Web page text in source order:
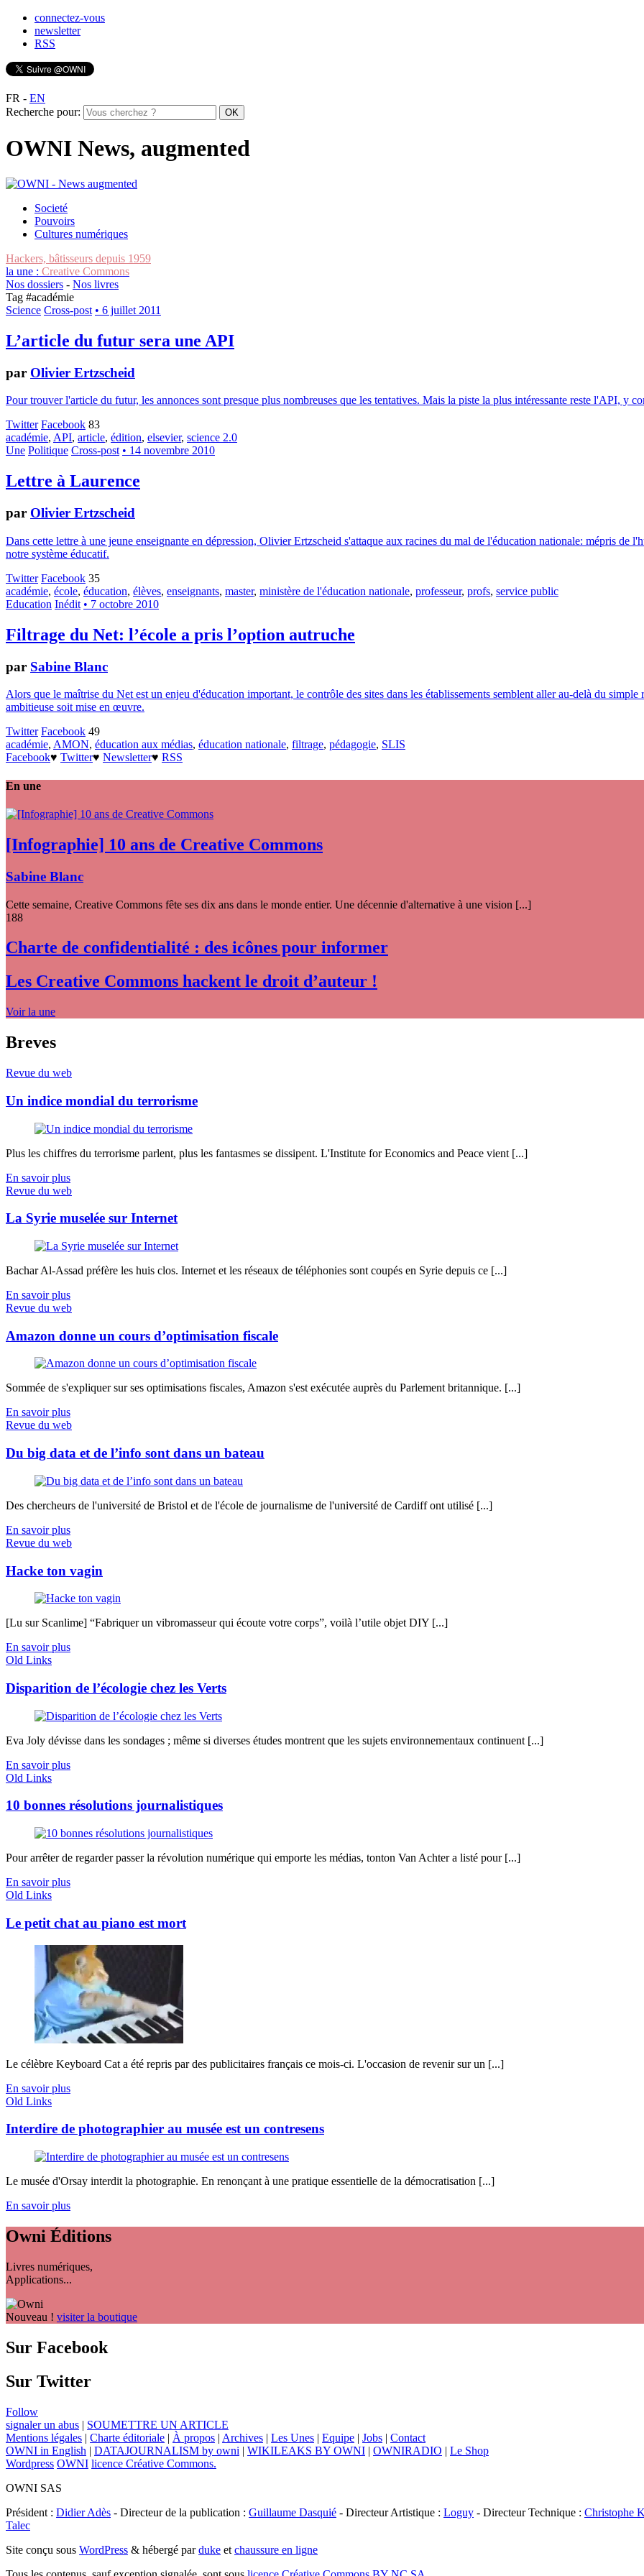
connectez-vous
newsletter
RSS
FR - EN
Recherche pour:
OWNI News, augmented
Societé
Pouvoirs
Cultures numériques
Hackers, bâtisseurs depuis 1959
la une : Creative Commons
Nos dossiers - Nos livres
Tag #académie
Science Cross-post • 6 juillet 2011
L’article du futur sera une API
par Olivier Ertzscheid
Pour trouver l'article du futur, les annonces sont presque plus nombreuses que les tentatives. Mais la piste la plus intéressante reste l'API, y
Twitter Facebook 83
académie, API, article, édition, elsevier, science 2.0
Une Politique Cross-post • 14 novembre 2010
Lettre à Laurence
par Olivier Ertzscheid
Dans cette lettre à une jeune enseignante en dépression, Olivier Ertzscheid s'attaque aux racines du mal de l'éducation nationale: mépris de
notre système éducatif.
Twitter Facebook 35
académie, école, éducation, élèves, enseignants, master, ministère de l'éducation nationale, professeur, profs, service public
Education Inédit • 7 octobre 2010
Filtrage du Net: l’école a pris l’option autruche
par Sabine Blanc
Alors que le maîtrise du Net est un enjeu d'éducation important, le contrôle des sites dans les établissements semblent aller au-delà du
ambitieuse soit mise en œuvre.
Twitter Facebook 49
académie, AMON, éducation aux médias, éducation nationale, filtrage, pédagogie, SLIS
Facebook♥ Twitter♥ Newsletter♥ RSS
En une
[Infographie] 10 ans de Creative Commons
Sabine Blanc
Cette semaine, Creative Commons fête ses dix ans dans le monde entier. Une décennie d'alternative à une vision [...]
188
Charte de confidentialité : des icônes pour informer
Les Creative Commons hackent le droit d’auteur !
Voir la une
Breves
Revue du web
Un indice mondial du terrorisme
Plus les chiffres du terrorisme parlent, plus les fantasmes se dissipent. L'Institute for Economics and Peace vient [...]
En savoir plus
Revue du web
La Syrie muselée sur Internet
Bachar Al-Assad préfère les huis clos. Internet et les réseaux de téléphonies sont coupés en Syrie depuis ce [...]
En savoir plus
Revue du web
Amazon donne un cours d’optimisation fiscale
Sommée de s'expliquer sur ses optimisations fiscales, Amazon s'est exécutée auprès du Parlement britannique. [...]
En savoir plus
Revue du web
Du big data et de l’info sont dans un bateau
Des chercheurs de l'université de Bristol et de l'école de journalisme de l'université de Cardiff ont utilisé [...]
En savoir plus
Revue du web
Hacke ton vagin
[Lu sur Scanlime] “Fabriquer un vibromasseur qui écoute votre corps”, voilà l’utile objet DIY [...]
En savoir plus
Old Links
Disparition de l’écologie chez les Verts
Eva Joly dévisse dans les sondages ; même si diverses études montrent que les sujets environnementaux continuent [...]
En savoir plus
Old Links
10 bonnes résolutions journalistiques
Pour arrêter de regarder passer la révolution numérique qui emporte les médias, tonton Van Achter a listé pour [...]
En savoir plus
Old Links
Le petit chat au piano est mort
Le célèbre Keyboard Cat a été repris par des publicitaires français ce mois-ci. L'occasion de revenir sur un [...]
En savoir plus
Old Links
Interdire de photographier au musée est un contresens
Le musée d'Orsay interdit la photographie. En renonçant à une pratique essentielle de la démocratisation [...]
En savoir plus
Owni Éditions
Livres numériques,
Applications...
Nouveau ! visiter la boutique
Sur Facebook
Sur Twitter
Follow
signaler un abus | SOUMETTRE UN ARTICLE
Mentions légales | Charte éditoriale | À propos | Archives | Les Unes | Equipe | Jobs | Contact
OWNI in English | DATAJOURNALISM by owni | WIKILEAKS BY OWNI | OWNIRADIO | Le Shop
Wordpress OWNI licence Créative Commons.
OWNI SAS
Président : Didier Adès - Directeur de la publication : Guillaume Dasquié - Directeur Artistique : Loguy - Directeur Technique : Christophe
Talec
Site conçu sous WordPress & hébergé parduke et chaussure en ligne